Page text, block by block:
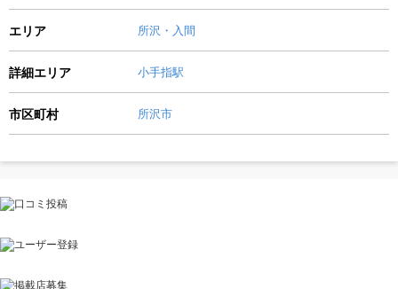
エリア 所沢・入間
詳細エリア 小手指駅
市区町村 所沢市